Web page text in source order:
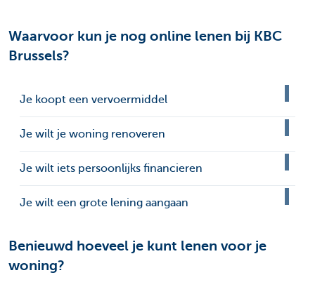
Waarvoor kun je nog online lenen bij KBC
Brussels?
Je koopt een vervoermiddel
Je wilt je woning renoveren
Je wilt iets persoonlijks financieren
Je wilt een grote lening aangaan
Benieuwd hoeveel je kunt lenen voor je
woning?